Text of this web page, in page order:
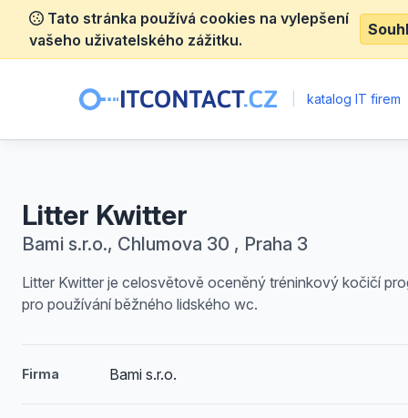
Tato stránka používá cookies na vylepšení
vašeho uživatelského zážitku.
katalog IT firem
Litter Kwitter
Bami s.r.o., Chlumova 30 , Praha 3
Litter Kwitter je celosvětově oceněný tréninkový kočičí
pro používání běžného lidského wc.
Firma Bami s.r.o.